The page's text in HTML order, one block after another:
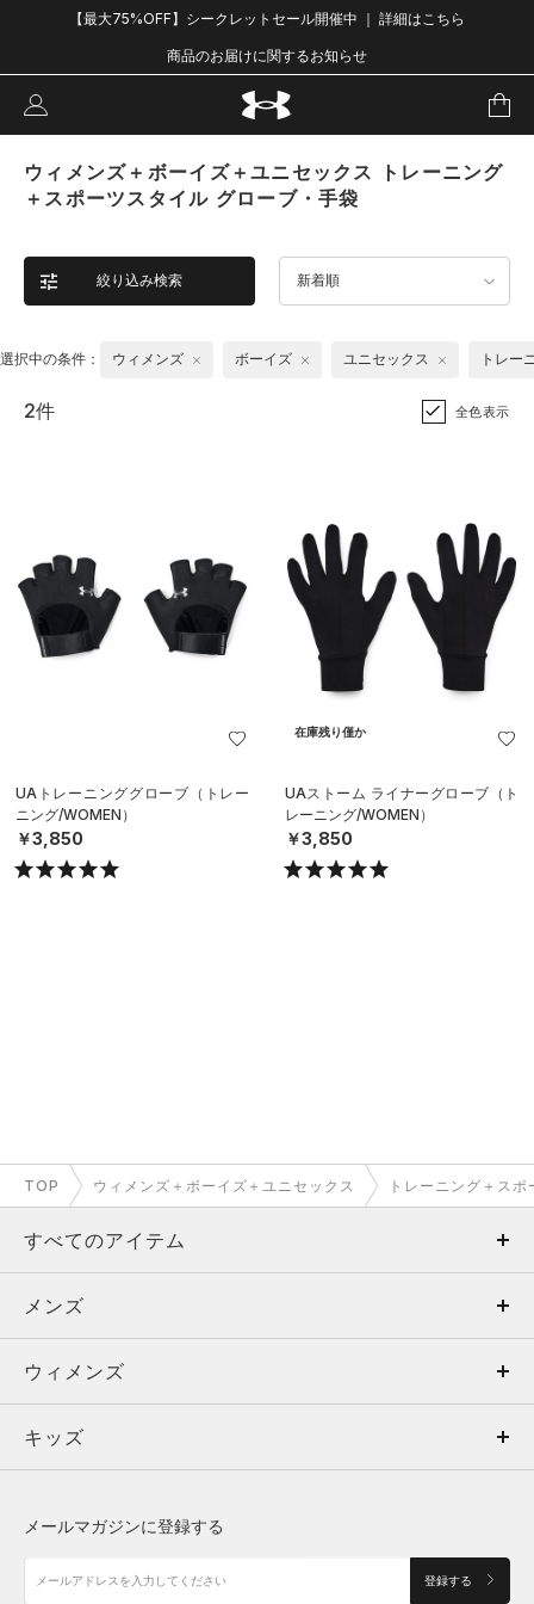
【最大75%OFF】シークレットセール開催中 ｜ 詳細はこちら
商品のお届けに関するお知らせ
ウィメンズ＋ボーイズ＋ユニセックス トレーニング
＋スポーツスタイル グローブ・手袋
絞り込み検索 新着順
選択中の条件： ウィメンズ ボーイズ ユニセックス トレー
2件 全色表示
UAトレーニンググローブ（トレー
ニング/WOMEN）
￥3,850
在庫残り僅か
UAストーム ライナーグローブ（ト
レーニング/WOMEN）
￥3,850
TOP ウィメンズ＋ボーイズ＋ユニセックス トレーニング＋ス
すべてのアイテム
メンズ
ウィメンズ
キッズ
アクセサリー
メンズ
トップス
ボトムス
アクセサリー
ウィメンズ
トップス
シューズ
キッズ
メールマガジンに登録する
登録する